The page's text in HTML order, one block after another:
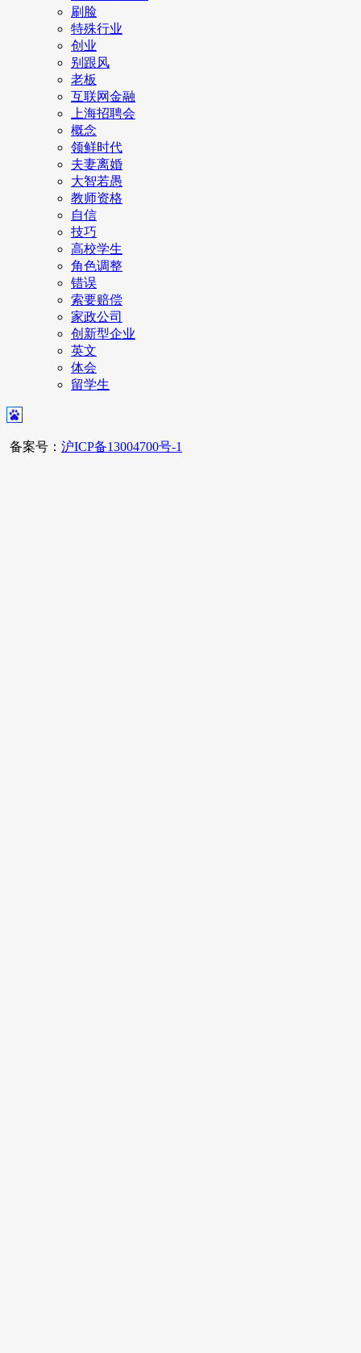
刷脸
特殊行业
创业
别跟风
老板
互联网金融
上海招聘会
概念
领鲜时代
夫妻离婚
大智若愚
教师资格
自信
技巧
高校学生
角色调整
错误
索要赔偿
家政公司
创新型企业
英文
体会
留学生
备案号： 沪ICP备13004700号-1